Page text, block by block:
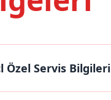
Özel Servis Bilgileri